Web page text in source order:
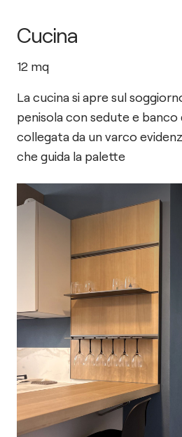
Cucina
12 mq
La cucina si apre sul
penisola con sedute e banco
collegata da un varco
che guida la palette